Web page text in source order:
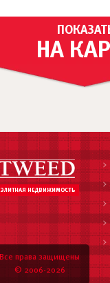
НА
Все права защищены
© 2006-2026